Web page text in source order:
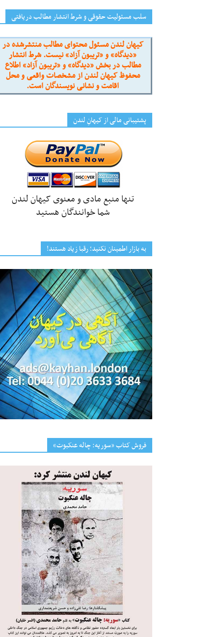
سلب مسئولیت حقوقی و شرط انتشار مطالب دریافتی
کیهان لندن مسئول محتوای مطالب منتشرشده در
«دیدگاه» و «تریبون آزاد» نیست. شرط انتشار
مطالب در بخش «دیدگاه» و «تریبون آزاد» اطلاع
محفوظ کیهان لندن از مشخصات واقعی و محل
اقامت و نشانی نویسندگان است.
پشتیبانی مالی از کیهانِ لندن
تنها منبع مادی و معنوی کیهان لندن
شما خوانندگان هستید
به بازار اطمینان نکنید؛ رقبا زیاد هستند!
فروش کتاب «سوریه: چاله عنکبوت»